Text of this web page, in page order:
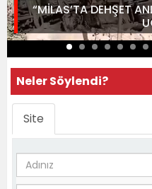
“MİLAS’TA DEHŞET
Neler Söylendi?
Site